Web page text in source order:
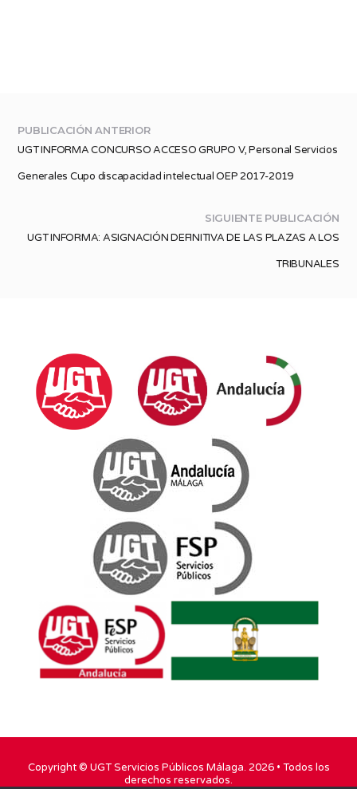
PUBLICACIÓN ANTERIOR
UGT INFORMA CONCURSO ACCESO GRUPO V, Personal Servicios
Generales Cupo discapacidad intelectual OEP 2017-2019
SIGUIENTE PUBLICACIÓN
UGT INFORMA: ASIGNACIÓN DEFINITIVA DE LAS PLAZAS A LOS
TRIBUNALES
Copyright © UGT Servicios Públicos Málaga. 2026 • Todos los
derechos reservados.